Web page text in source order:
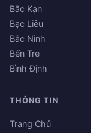
Bắc Kạn
Bạc Liêu
Bắc Ninh
Bến Tre
Bình Định
THÔNG TIN
Trang Chủ